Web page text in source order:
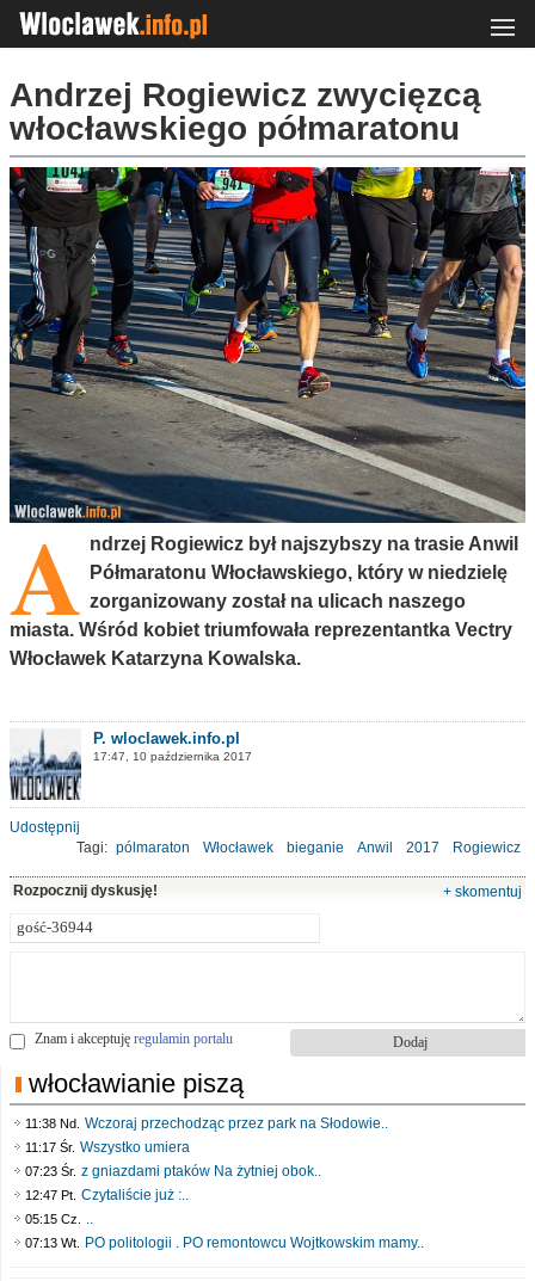
Andrzej Rogiewicz zwycięzcą
włocławskiego półmaratonu
A ndrzej Rogiewicz był najszybszy na trasie Anwil
Półmaratonu Włocławskiego, który w niedzielę
zorganizowany został na ulicach naszego
miasta. Wśród kobiet triumfowała reprezentantka Vectry
Włocławek Katarzyna Kowalska.
P. wloclawek.info.pl
17:47, 10 października 2017
Udostępnij
Tagi: pólmaraton Włocławek bieganie Anwil 2017
Rogiewicz
Kowalska
Rozpocznij dyskusję!
+ skomentuj
Znam i akceptuję regulamin portalu
włocławianie piszą
11:38 Nd. Wczoraj przechodząc przez park na Słodowie..
11:17 Śr. Wszystko umiera
07:23 Śr. z gniazdami ptaków Na żytniej obok..
12:47 Pt. Czytaliście już :..
05:15 Cz. ..
07:13 Wt. PO politologii . PO remontowcu Wojtkowskim mamy..